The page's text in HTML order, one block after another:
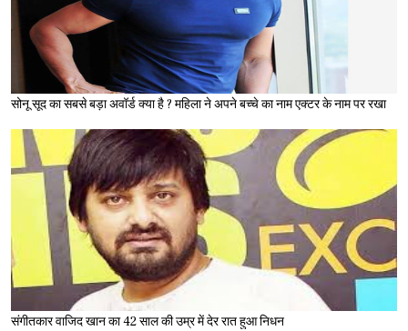
सोनू सूद का सबसे बड़ा अवॉर्ड क्या है ? महिला ने अपने बच्चे का नाम एक्टर के नाम पर रखा
संगीतकार वाजिद खान का 42 साल की उम्र में देर रात हुआ निधन